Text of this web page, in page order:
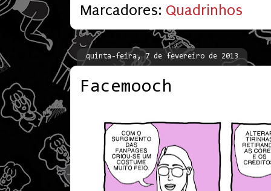
Marcadores: Quadrinhos
quinta-feira, 7 de fevereiro de 2013
Facemooch